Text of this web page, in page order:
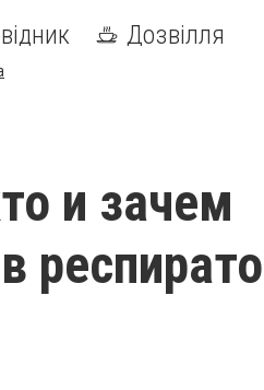
Дозвілля
и зачем